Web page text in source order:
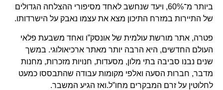
ביותר מ־60%, ויעד שנחשב לאחד מסיפורי ההצלחה הגדולים
של התיירות במזרח התיכון מצא את עצמו נאבק על הישרדותו.
פטרה, אתר מורשת עולמית של אונסק”ו ואחד משבעת פלאי
העולם החדשים, היא הרבה יותר מאתר ארכיאולוגי. במשך
שנים נבנו סביבה בתי מלון, מסעדות, חנויות מזכרות, מחנות
מדבר, חברות הסעה ואלפי מקומות עבודה שהתבססו כמעט
לחלוטין על זרם המבקרים מחו”ל.ואז הגיע המשבר.